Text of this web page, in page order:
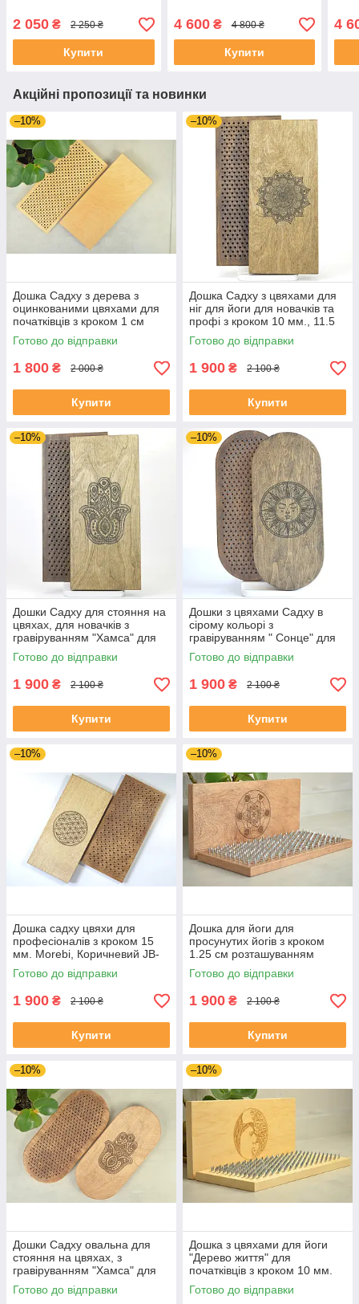
чоловіку, йогу
2 050 ₴ 2 250 ₴
Купити
для йоги для новачків .
4 600₴ 4 800 ₴
Купити
для
4
Акційні пропозиції та новинки
–10%
Дошка Садху з дерева з
оцинкованими цвяхами для
початківців з кроком 1 см
Готово до відправки
1 800 ₴ 2 000 ₴
Купити
–10%
Дошка Садху з цвяхами для
ніг для йоги для новачків та
профі з кроком 10 мм., 11.5
мм, 12.5ммю, 15 мм з
гравіруванням "Мандала"
Готово до відправки
1 900 ₴ 2 100 ₴
Купити
–10%
Дошки Садху для стояння на
цвяхах, для новачків з
гравіруванням "Хамса" для
початківців з кроком 10 ммм
Готово до відправки
1 900 ₴ 2 100 ₴
Купити
–10%
Дошки з цвяхами Садху в
сірому кольорі з
гравіруванням " Сонце" для
новачків з кроком 1 см, на
подарунок йогу
Готово до відправки
1 900 ₴ 2 100 ₴
Купити
–10%
Дошка садху цвяхи для
професіоналів з кроком 15
мм. Morebi, Коричневий JB-
156
Готово до відправки
1 900 ₴ 2 100 ₴
Купити
–10%
Дошка для йоги для
просунутих йогів з кроком
1.25 см розташуванням
цвяхів Квітка Життя JB-112
Готово до відправки
1 900 ₴ 2 100 ₴
Купити
–10%
Дошки Садху овальна для
стояння на цвяхах, з
гравіруванням "Хамса" для
початківців з кроком 1 см,
подарунок йогу
Готово до відправки
–10%
Дошка з цвяхами для йоги
"Дерево життя" для
початківців з кроком 10 мм.
Цвяхи для ніг, цвяхостояння,
медитації.
Готово до відправки